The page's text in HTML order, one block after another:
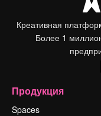
Креативная
Более 1
Продукция
Spaces